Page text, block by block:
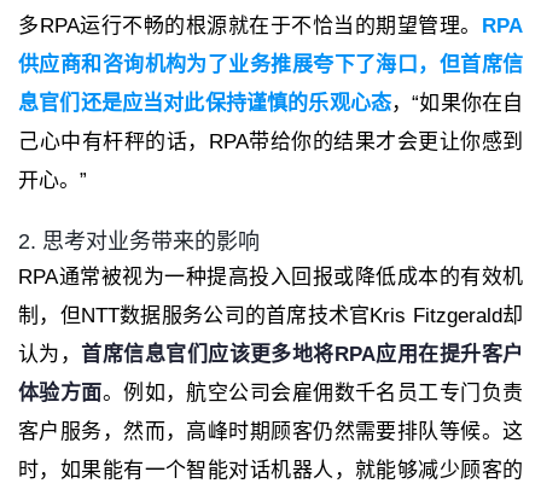
多RPA运行不畅的根源就在于不恰当的期望管理。 RPA
供应商和咨询机构为了业务推展夸下了海口，但首席信
息官们还是应当对此保持谨慎的乐观心态，“如果你在自
己心中有杆秤的话，RPA带给你的结果才会更让你感到
开心。”
2. 思考对业务带来的影响
RPA通常被视为一种提高投入回报或降低成本的有效机
制，但NTT数据服务公司的首席技术官Kris Fitzgerald却
认为， 首席信息官们应该更多地将RPA应用在提升客户
体验方面。例如，航空公司会雇佣数千名员工专门负责
客户服务，然而，高峰时期顾客仍然需要排队等候。这
时，如果能有一个智能对话机器人，就能够减少顾客的